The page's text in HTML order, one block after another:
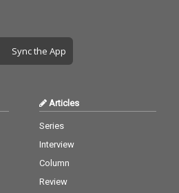
Sync the App
Articles
Series
Interview
Column
Review